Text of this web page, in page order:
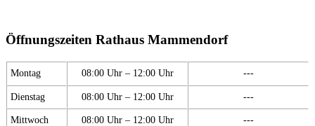
Öffnungszeiten Rathaus Mammendorf
Montag 08:00 Uhr – 12:00 Uhr ---
Dienstag 08:00 Uhr – 12:00 Uhr ---
Mittwoch 08:00 Uhr – 12:00 Uhr ---